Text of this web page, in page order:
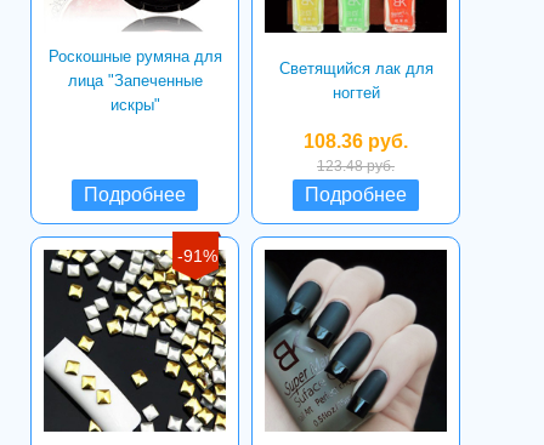
Роскошные румяна для
лица "Запеченные
искры"
Подробнее
Светящийся лак для
ногтей
108.36 руб.
123.48 руб.
Подробнее
-91%